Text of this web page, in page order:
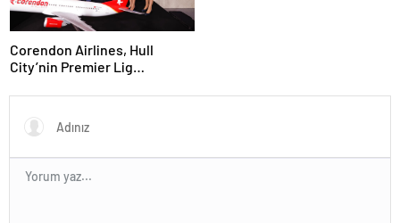
Corendon Airlines, Hull
City’nin Premier Lig
sürdürüyor